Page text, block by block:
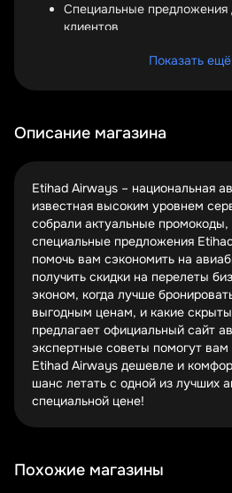
Специальные предложения
клиентов
Etihad Airways регулярно
подписчиков. Это самый
сайты. Подпишитесь на email-
там.
Следите за сезонными акциями!
киберпонедельник, начало
периоды Etihad обычно
скидки. Например, в прошлом
предложения до 30% на бизнес-
Программа лояльности Etihad
постоянных клиентов.
использовать для получения
программы часто получают
Регистрируйтесь заранее, даже
планируете частые перелеты.
Лучшее время для покупки
Показать ещё
Описание магазина
Etihad Airways – национальная
известная высоким уровнем
собрали актуальные
специальные предложения
помочь вам сэкономить на
получить скидки на перелеты
эконом, когда лучше
выгодным ценам, и какие
предлагает официальный сайт
экспертные советы помогут вам
Etihad Airways дешевле и
шанс летать с одной из лучших
специальной цене!
Похожие магазины